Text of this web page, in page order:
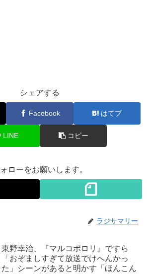
シェアする
Facebook はてブ
LINE コピー
ローをお願いします。
ラジサマリー
東野幸治、『マルコポロリ』ですら
「おぞましすぎて放送でけへんかっ
た」シーンがあると明かす「ほんこん